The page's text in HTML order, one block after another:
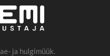
ja hulgimüük.